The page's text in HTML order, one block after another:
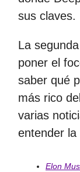
sus claves.
La
poner el
saber qué
más rico
varias
entender la
Elon